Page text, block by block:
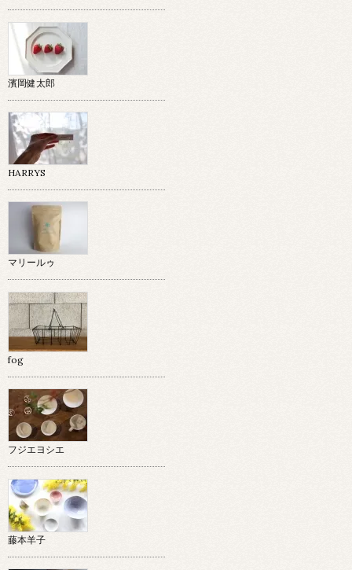
濱岡健太郎
HARRYS
マリールゥ
fog
フジエヨシエ
藤本羊子